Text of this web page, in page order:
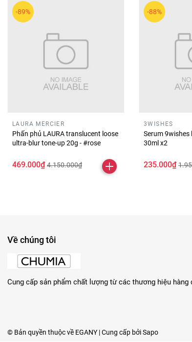
-89%
LAURA MERCIER
Phấn phủ LAURA translucent loose
ultra-blur tone-up 20g - #rose
469.000₫ 4.150.000₫
-88%
3WISHES
Serum
30ml x2
235.000₫
Về chúng tôi
Cung cấp sản phẩm chất lượng từ các thương hiệu hàng
© Bản quyền thuộc về EGANY | Cung cấp bởiSapo